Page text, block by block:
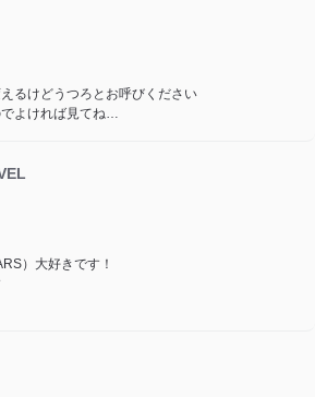
バ✨
るけどうつろとお呼びください
よければ見てね
すかｯｯｯ通知がうるさいからですか！？ちょほん
しくて泣きますほんとにネタなんかないですy
ば話しかけて下さい
）大好きです！
フォーです！ピクシブからです。